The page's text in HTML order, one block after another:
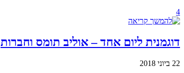
4
דוגמנית ליום אחד – אוליב תומס וחברות
22 ביוני 2018